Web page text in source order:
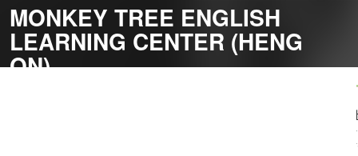
MONKEY TREE ENGLISH
LEARNING CENTER (HENG
ON)